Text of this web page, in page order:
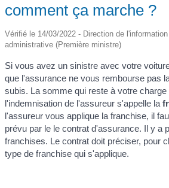
comment ça marche ?
Vérifié le 14/03/2022 - Direction de
administrative (Première ministre)
Si vous avez un sinistre avec votre
que l'assurance ne vous rembourse pas
subis. La somme qui reste à votre charge
l'indemnisation de l'assureur s'appelle la
l'assureur vous applique la franchise, il
prévu par le le contrat d'assurance. Il y a
franchises. Le contrat doit préciser, pour
type de franchise qui s'applique.